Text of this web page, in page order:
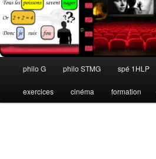
principal
philo G philo STMG spé 1HLP
exercices cinéma formation